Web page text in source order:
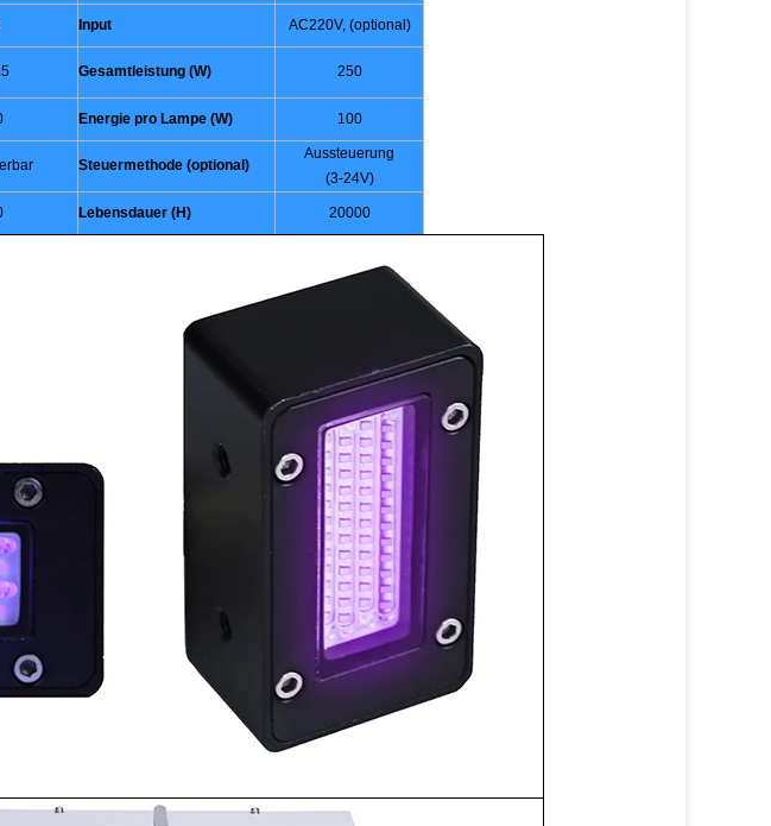
Input AC220V, (optional)
Gesamtleistung (W) 250
Energie pro Lampe (W) 100
Steuermethode (optional)
Aussteuerung
(3-24V)
Lebensdauer (H) 20000